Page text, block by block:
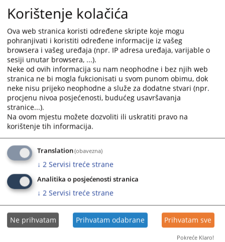
Korištenje kolačića
Ova web stranica koristi određene skripte koje mogu
pohranjivati i koristiti određene informacije iz vašeg
browsera i vašeg uređaja (npr. IP adresa uređaja, varijable o
sesiji unutar browsera, ...).
Neke od ovih informacija su nam neophodne i bez njih web
stranica ne bi mogla fukcionisati u svom punom obimu, dok
neke nisu prijeko neophodne a služe za dodatne stvari (npr.
procjenu nivoa posjećenosti, budućeg usavršavanja
stranice...).
Na ovom mjestu možete dozvoliti ili uskratiti pravo na
korištenje tih informacija.
Translation(obavezna)
↓ 2 Servisi treće strane
Analitika o posjećenosti stranica
↓ 2 Servisi treće strane
Ne prihvatam Prihvatam odabrane Prihvatam sve
Pokreće Klaro!